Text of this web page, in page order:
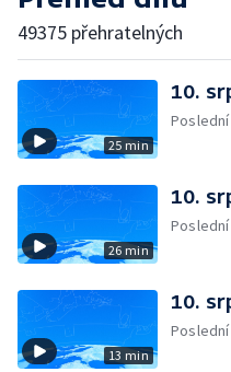
49375 přehratelných
25 min
10.
26 min
10.
13 min
10.